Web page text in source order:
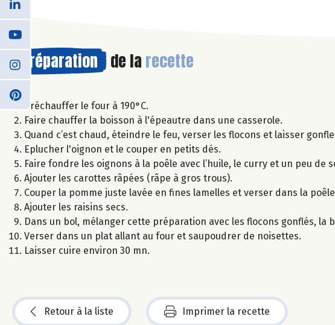
Préparation de la recette
Préchauffer le four à 190°C.
Faire chauffer la boisson à l'épeautre dans une casserole.
Quand c’est chaud, éteindre le feu, verser les flocons et laisser
Eplucher l'oignon et le couper en petits dés.
Faire fondre les oignons à la poêle avec l’huile, le curry et un peu de
Ajouter les carottes râpées (râpe à gros trous).
Couper la pomme juste lavée en fines lamelles et verser dans la
Ajouter les raisins secs.
Dans un bol, mélanger cette préparation avec les flocons gonflés, la
Verser dans un plat allant au four et saupoudrer de noisettes.
Laisser cuire environ 30 mn.
Retour à la liste Imprimer la recette